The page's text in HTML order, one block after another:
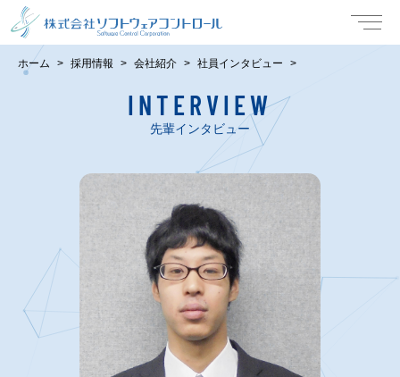
ホーム 採用情報 会社紹介 社員インタビュー
INTERVIEW